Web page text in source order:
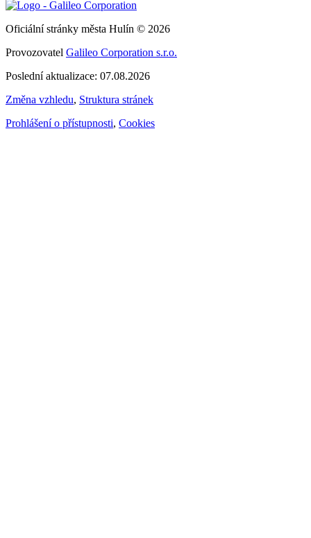
Oficiální stránky města Hulín © 2026
Provozovatel Galileo Corporation s.r.o.
Poslední aktualizace: 07.08.2026
Změna vzhledu, Struktura stránek
Prohlášení o přístupnosti, Cookies